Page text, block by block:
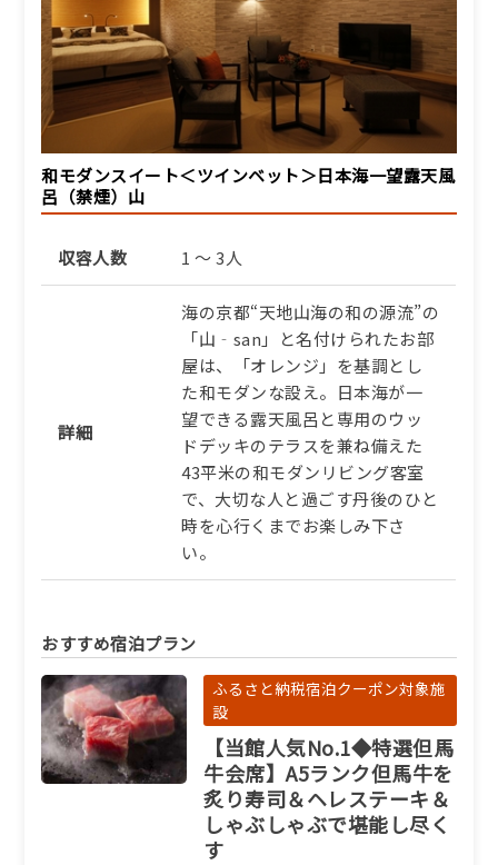
和モダンスイート＜ツインベット＞日本海一望露天風
呂（禁煙）山
収容人数 1 ～ 3人
詳細
海の京都“天地山海の和の源流”の
「山‐san」と名付けられたお部
屋は、「オレンジ」を基調とし
た和モダンな設え。日本海が一
望できる露天風呂と専用のウッ
ドデッキのテラスを兼ね備えた
43平米の和モダンリビング客室
で、大切な人と過ごす丹後のひと
時を心行くまでお楽しみ下さ
い。
おすすめ宿泊プラン
ふるさと納税宿泊クーポン対象施
設
【当館人気No.1◆特選但馬
牛会席】A5ランク但馬牛を
炙り寿司＆ヘレステーキ＆
しゃぶしゃぶで堪能し尽く
す